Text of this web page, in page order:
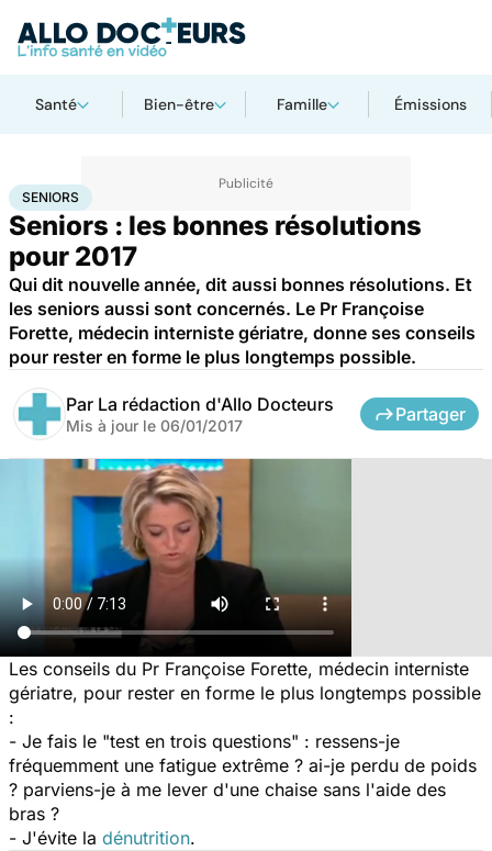
Santé Bien-être Famille Émissions
AccueilSanté
SENIORS
Seniors : les bonnes résolutions
pour 2017
Qui dit nouvelle année, dit aussi bonnes résolutions. Et
les seniors aussi sont concernés. Le Pr Françoise
Forette, médecin interniste gériatre, donne ses conseils
pour rester en forme le plus longtemps possible.
Par La rédaction d'Allo Docteurs
Mis à jour le 06/01/2017
Partager
Les conseils du Pr Françoise Forette, médecin interniste
gériatre, pour rester en forme le plus longtemps possible
:
- Je fais le "test en trois questions" : ressens-je
fréquemment une fatigue extrême ? ai-je perdu de poids
? parviens-je à me lever d'une chaise sans l'aide des
bras ?
- J'évite la dénutrition.